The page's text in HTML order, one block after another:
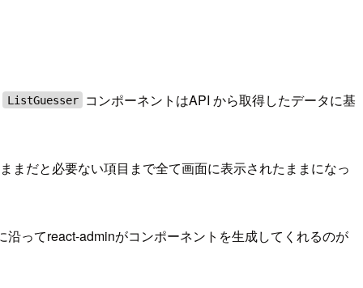
ListGuesser コンポーネントはAPI から取得したデータに基
まだと必要ない項目まで全て画面に表示されたままになっ
ってreact-adminがコンポーネントを生成してくれるのが